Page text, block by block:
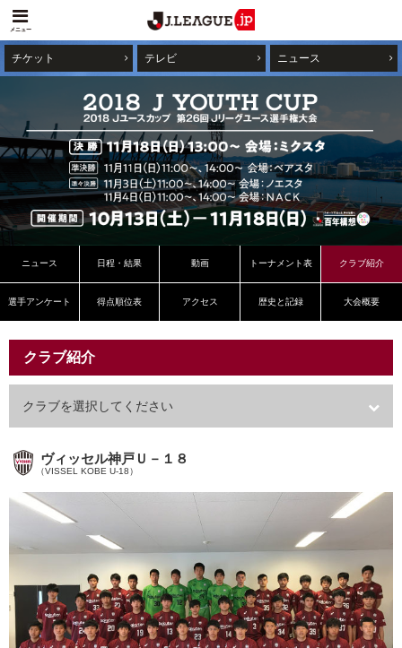
メニュー
チケット テレビ ニュース
ニュース 日程・結果 動画 トーナメント表 クラブ紹介
選手アンケート 得点順位表 アクセス 歴史と記録 大会概要
クラブ紹介
クラブを選択してください
ヴィッセル神戸Ｕ－１８
（VISSEL KOBE U-18）